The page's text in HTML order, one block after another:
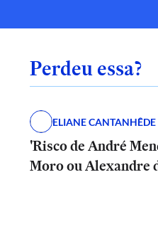
Perdeu essa?
ELIANE CANTANHÊDE
'Risco de André
Moro ou Alexandre